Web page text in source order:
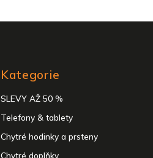
kategorie
Kategorie
SLEVY AŽ 50 %
Telefony & tablety
Chytré hodinky a prsteny
Chytré doplňky